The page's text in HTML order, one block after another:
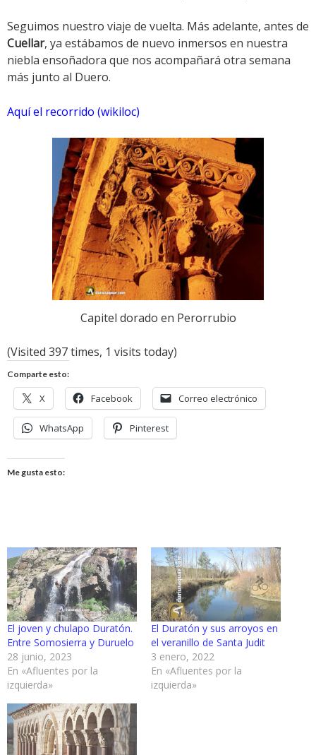
Seguimos nuestro viaje de vuelta. Más adelante, antes de
Cuellar, ya estábamos de nuevo inmersos en nuestra
niebla ensoñadora que nos acompañará otra semana
más junto al Duero.
Aquí el recorrido (wikiloc)
Capitel dorado en Perorrubio
(Visited 397 times, 1 visits today)
Comparte esto:
X Facebook Correo electrónico
WhatsApp Pinterest
Me gusta esto:
El joven y chulapo Duratón.
Entre Somosierra y Duruelo
28 junio, 2023
En «Afluentes por la
izquierda»
El Duratón y sus arroyos en
el veranillo de Santa Judit
3 enero, 2022
En «Afluentes por la
izquierda»